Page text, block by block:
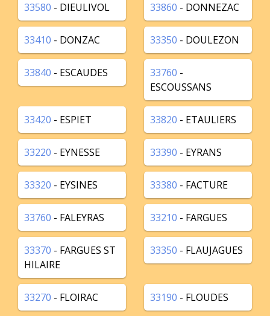
33580 - DIEULIVOL 33860 - DONNEZAC
33410 - DONZAC 33350 - DOULEZON
33840 - ESCAUDES 33760 -
ESCOUSSANS
33420 - ESPIET 33820 - ETAULIERS
33220 - EYNESSE 33390 - EYRANS
33320 - EYSINES 33380 - FACTURE
33760 - FALEYRAS 33210 - FARGUES
33370 - FARGUES ST
HILAIRE
33350 - FLAUJAGUES
33270 - FLOIRAC 33190 - FLOUDES